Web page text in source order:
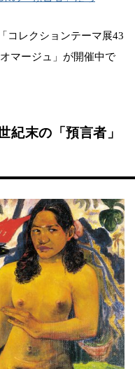
コレクションテーマ展43
マージュ」が開催中で
紀末の「預言者」